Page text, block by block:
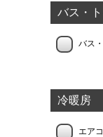
バス・
バス
冷暖房
エア